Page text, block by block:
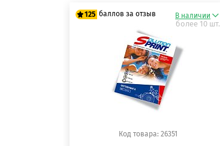
125 баллов за отзыв
125 баллов
125 баллов
В наличии
более 10 шт.
Код товара: 26351